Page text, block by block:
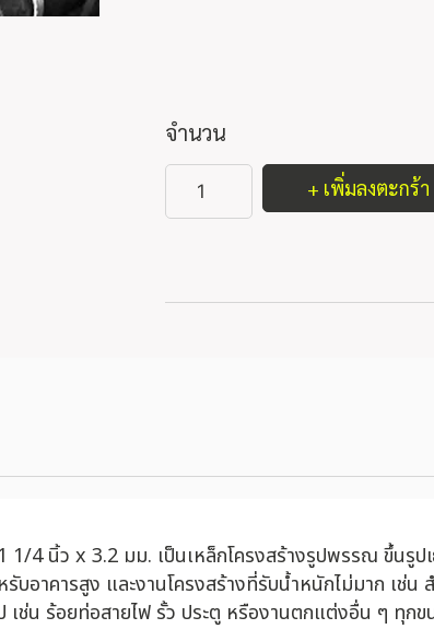
จำนวน
+ เพิ่มลงตะกร้า
4 นิ้ว x 3.2 มม. เป็นเหล็กโครงสร้างรูปพรรณ ขึ้นรูป
อาคารสูง และงานโครงสร้างที่รับน้ำหนักไม่มาก เช่น
เช่น ร้อยท่อสายไฟ รั้ว ประตู หรืองานตกแต่งอื่น ๆ ทุกข